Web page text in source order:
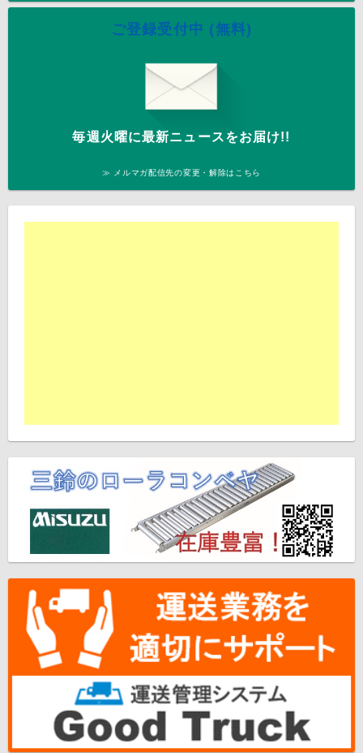
ご登録受付中 (無料)
毎週火曜に最新ニュースをお届け!!
≫ メルマガ配信先の変更・解除はこちら